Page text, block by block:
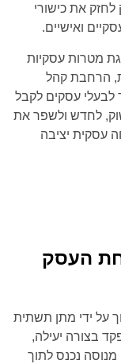
את כישורי
ואישיים.
מטרות עסקיות
הרחבת קהל
לבעלי עסקים לקבל
לחדש ולשפר את
עסקית יציבה
העסק
על ידי מתן תשתית
בצורה יעילה,
נכנס לתוך